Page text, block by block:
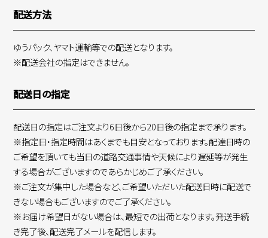
配送方法
ゆうパック、ヤマト運輸等での配送となります。
※配送会社の指定はできません。
配送日の指定
配送日の指定はご注文より6日後から20日後の指定まで承ります。
※指定日・指定時間はあくまでも目安となっております。配達日時の
ご希望を頂いても当日の道路交通事情や天候により遅延等が発生
する場合がございますのであらかじめご了承ください。
※ご注文が集中した場合など、ご希望いただいた配送日時に配送で
きない場合もございますのでご了承ください。
※お届け希望日がない場合は、最短での出荷となります。発送手続
き完了後、配送完了メールを配信します。